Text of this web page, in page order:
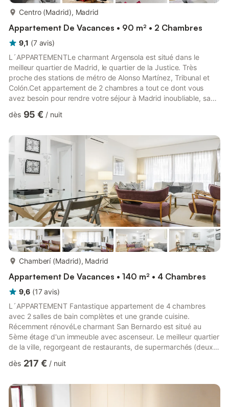
Centro (Madrid), Madrid
Appartement De Vacances • 90 m² • 2 Chambres
9,1 (7 avis)
L´APPARTEMENTLe charmant Argensola est situé dans le
meilleur quartier de Madrid, le quartier de la Justice. Très
proche des stations de métro de Alonso Martínez, Tribunal et
Colón.Cet appartement de 2 chambres a tout ce dont vous
avez besoin pour rendre votre séjour à Madrid inoubliable, sa
panoramique sur la ville de Madrid, idéale pour prendre le petit
équipée d'un lit double et l'autre de 2 lits simples. Dans le salon,
nous trouvons un canapé-lit.La cuisine est équipée av...
dès 95 € / nuit
Chamberí (Madrid), Madrid
Appartement De Vacances • 140 m² • 4 Chambres
9,6 (17 avis)
L´APPARTEMENT Fantastique appartement de 4 chambres
avec 2 salles de bain complètes et une grande cuisine.
Récemment rénovéLe charmant San Bernardo est situé au
5ème étage d'un immeuble avec ascenseur. Le meilleur quartier
de la ville, regorgeant de restaurants, de supermarchés (deux
sport ... et d’un parking juste devant. Décoré dans un style
table basse Willi Rizzo, des carreaux de céramique espagnols
du 17ème siècle, des lampes de designers des années 70 et
dès 217 € / nuit